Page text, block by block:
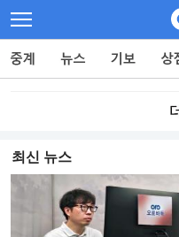
최신 뉴스